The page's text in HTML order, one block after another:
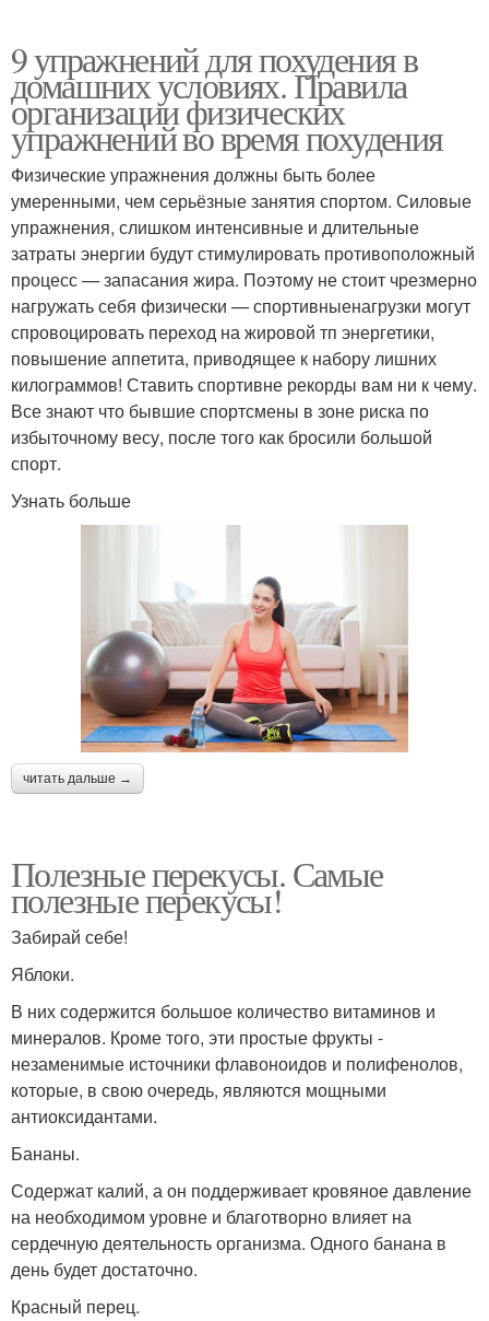
9 упражнений для похудения в
домашних условиях. Правила
организации физических
упражнений во время похудения
Физические упражнения должны быть более
умеренными, чем серьёзные занятия спортом. Силовые
упражнения, слишком интенсивные и длительные
затраты энергии будут стимулировать противоположный
процесс — запасания жира. Поэтому не стоит чрезмерно
нагружать себя физически — спортивныенагрузки могут
спровоцировать переход на жировой тп энергетики,
повышение аппетита, приводящее к набору лишних
килограммов! Ставить спортивне рекорды вам ни к чему.
Все знают что бывшие спортсмены в зоне риска по
избыточному весу, после того как бросили большой
спорт.
Узнать больше
читать дальше →
Полезные перекусы. Самые
полезные перекусы!
Забирай себе!
Яблоки.
В них содержится большое количество витаминов и
минералов. Кроме того, эти простые фрукты -
незаменимые источники флавоноидов и полифенолов,
которые, в свою очередь, являются мощными
антиоксидантами.
Бананы.
Содержат калий, а он поддерживает кровяное давление
на необходимом уровне и благотворно влияет на
сердечную деятельность организма. Одного банана в
день будет достаточно.
Красный перец.